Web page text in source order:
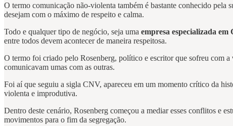
O termo comunicação não-violenta também é bastante conhecido pela
desejam com o máximo de respeito e calma.
Todo e qualquer tipo de negócio, seja uma empresa especializada em
entre todos devem acontecer de maneira respeitosa.
O termo foi criado pelo Rosenberg, político e escritor que sofreu com a
comunicavam umas com as outras.
Foi aí que seguiu a sigla CNV, apareceu em um momento crítico da
violenta e improdutiva.
Dentro deste cenário, Rosenberg começou a mediar esses conflitos e
movimentos para o fim da segregação.